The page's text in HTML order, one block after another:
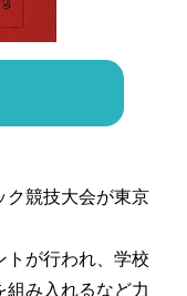
ク競技大会が東京
トが行われ、学校
組み入れるなど力